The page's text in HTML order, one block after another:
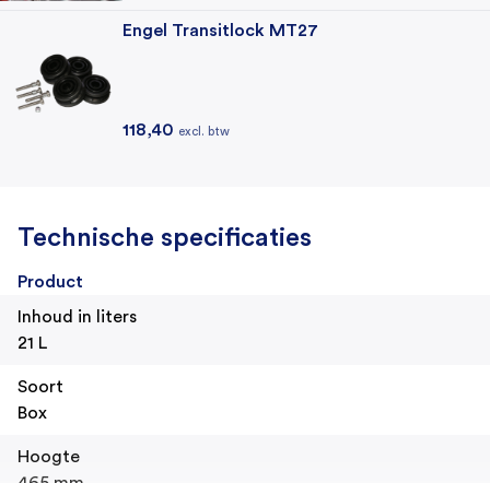
Engel Transitlock MT27
118,40 excl. btw
Technische specificaties
Product
Inhoud in liters
21 L
Soort
Box
Hoogte